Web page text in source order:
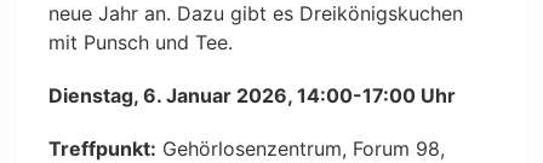
neue Jahr an. Dazu gibt es Dreikönigskuchen
mit Punsch und Tee.
Dienstag, 6. Januar 2026, 14:00-17:00 Uhr
Treffpunkt: Gehörlosenzentrum, Forum 98,